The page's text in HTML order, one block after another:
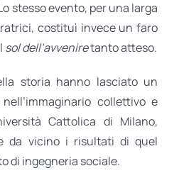
stesso evento, per una larga
costituì invece un faro
sol dell’avveniretanto atteso.
storia hanno lasciato un
collettivo e
Cattolica di Milano,
da vicino i risultati di quel
di ingegneria sociale.